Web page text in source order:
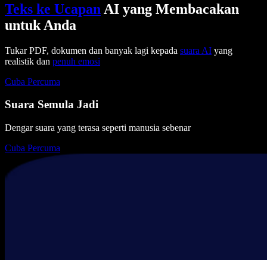
Teks ke Ucapan AI yang Membacakan
untuk Anda
Tukar PDF, dokumen dan banyak lagi kepada suara AI yang
realistik dan penuh emosi
Cuba Percuma
Suara Semula Jadi
Dengar suara yang terasa seperti manusia sebenar
Cuba Percuma